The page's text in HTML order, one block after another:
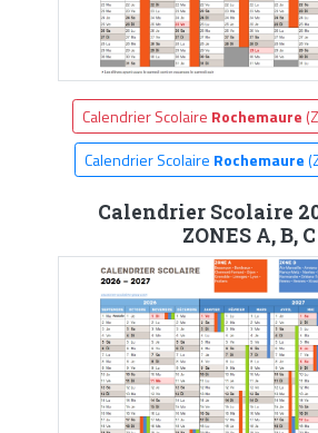
Calendrier Scolaire Rochemaure
Calendrier Scolaire Rochemaure
Calendrier Scolaire
ZONES A, B, C